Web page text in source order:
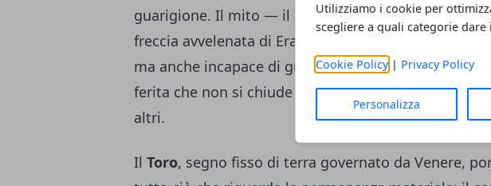
Utilizziamo i cookie per
scegliere a quali categorie dare
Cookie Policy| Privacy Policy
Personalizza
guarigione. Il mito — il centauro Chirone, ferito
freccia avvelenata di Eracle, incapace di morire per
ma anche incapace di guarire — descrive una
ferita che non si chiude diventa il punto esatto da
altri.
Il Toro, segno fisso di terra governato da Venere,